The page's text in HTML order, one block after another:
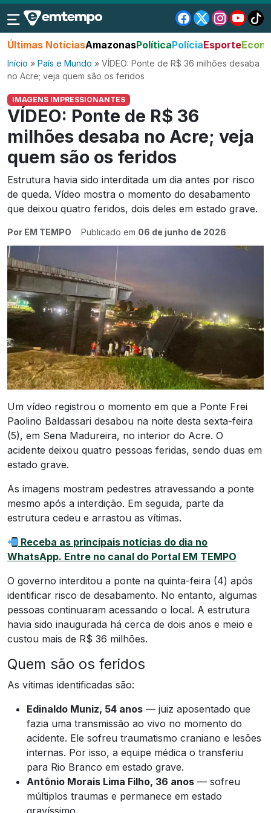
Últimas NotíciasAmazonasPolíticaPolíciaEsporte
Início » País e Mundo » VÍDEO: Ponte de R$ 36 milhões desaba
no Acre; veja quem são os feridos
IMAGENS IMPRESSIONANTES
VÍDEO: Ponte de R$ 36
milhões desaba no Acre; veja
quem são os feridos
Estrutura havia sido interditada um dia antes por risco
de queda. Vídeo mostra o momento do desabamento
que deixou quatro feridos, dois deles em estado grave.
Por EM TEMPO Publicado em 06 de junho de 2026
Um vídeo registrou o momento em que a Ponte Frei
Paolino Baldassari desabou na noite desta sexta-feira
(5), em Sena Madureira, no interior do Acre. O
acidente deixou quatro pessoas feridas, sendo duas em
estado grave.
As imagens mostram pedestres atravessando a ponte
mesmo após a interdição. Em seguida, parte da
estrutura cedeu e arrastou as vítimas.
Receba as principais notícias do dia no
WhatsApp. Entre no canal do Portal EM TEMPO
O governo interditou a ponte na quinta-feira (4) após
identificar risco de desabamento. No entanto, algumas
pessoas continuaram acessando o local. A estrutura
havia sido inaugurada há cerca de dois anos e meio e
custou mais de R$ 36 milhões.
Quem são os feridos
As vítimas identificadas são:
Edinaldo Muniz, 54 anos — juiz aposentado que
fazia uma transmissão ao vivo no momento do
acidente. Ele sofreu traumatismo craniano e lesões
internas. Por isso, a equipe médica o transferiu
para Rio Branco em estado grave.
Antônio Morais Lima Filho, 36 anos — sofreu
múltiplos traumas e permanece em estado